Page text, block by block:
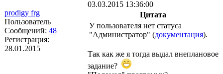
prodigy frg
Пользователь
Сообщений: 48
Регистрация:
28.01.2015
03.03.2015 13:36:00
Цитата
У пользователя нет статуса
"Администратор" (документация).
Так как же я тогда выдал внеплановое
задание?